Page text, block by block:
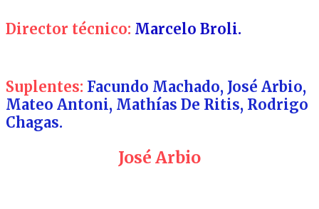
Director técnico: Marcelo Broli.
Suplentes: Facundo Machado, José Arbio,
Mateo Antoni, Mathías De Ritis, Rodrigo
Chagas.
José Arbio